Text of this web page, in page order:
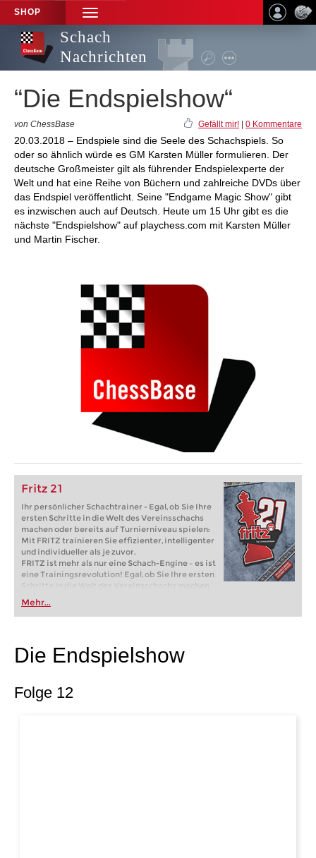
SHOP
TOGGLE
NAVIGATION
Schach
Nachrichten
“Die Endspielshow“
von ChessBase Gefällt mir! 0 Kommentare
20.03.2018 – Endspiele sind die Seele des Schachspiels. So
oder so ähnlich würde es GM Karsten Müller formulieren. Der
deutsche Großmeister gilt als führender Endspielexperte der
Welt und hat eine Reihe von Büchern und zahlreiche DVDs über
das Endspiel veröffentlicht. Seine "Endgame Magic Show" gibt
es inzwischen auch auf Deutsch. Heute um 15 Uhr gibt es die
nächste "Endspielshow" auf playchess.com mit Karsten Müller
und Martin Fischer.
Fritz 21
Ihr persönlicher Schachtrainer - Egal, ob Sie Ihre
ersten Schritte in die Welt des Vereinsschachs
machen oder bereits auf Turnierniveau spielen:
Mit FRITZ trainieren Sie effizienter, intelligenter
und individueller als je zuvor.
FRITZ ist mehr als nur eine Schach-Engine – es ist
eine Trainingsrevolution! Egal, ob Sie Ihre ersten
Schritte in die Welt des Vereinsschachs machen
oder bereits auf Turnierniveau spielen: Mit
FRITZ trainieren Sie effizienter, intelligenter und
individueller als je zuvor.
Mehr...
Die Endspielshow
Folge 12